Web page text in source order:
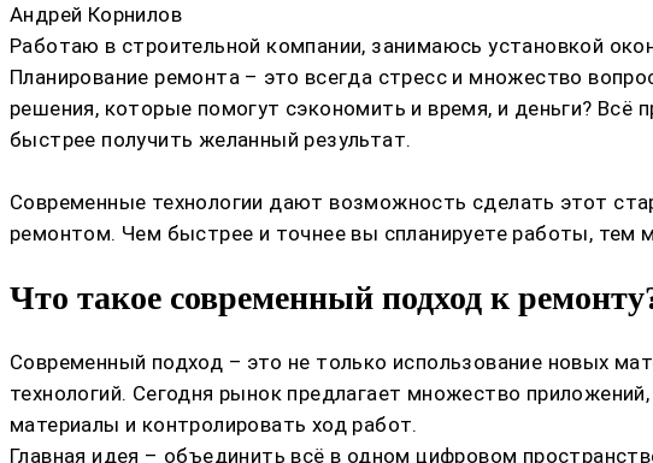
Андрей Корнилов
Работаю в строительной компании, занимаюсь установкой
Планирование ремонта – это всегда стресс и множество
решения, которые помогут сэкономить и время, и деньги? Всё
быстрее получить желанный результат.
Современные технологии дают возможность сделать этот
ремонтом. Чем быстрее и точнее вы спланируете работы,
Что такое современный подход к
Современный подход – это не только использование новых
технологий. Сегодня рынок предлагает множество
материалы и контролировать ход работ.
Главная идея – объединить всё в одном цифровом